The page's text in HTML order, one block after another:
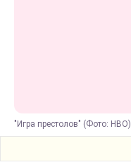
"Игра престолов" (Фото: HBO)